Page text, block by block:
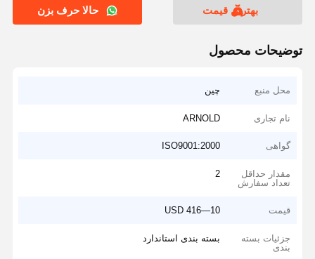
بهترین قیمت حالا حرف بزن
توضیحات محصول
محل منبع چین
نام تجاری ARNOLD
گواهی ISO9001:2000
مقدار حداقل
تعداد سفارش
2
قیمت 10—416 USD
جزئیات بسته
بندی
بسته بندی استاندارد